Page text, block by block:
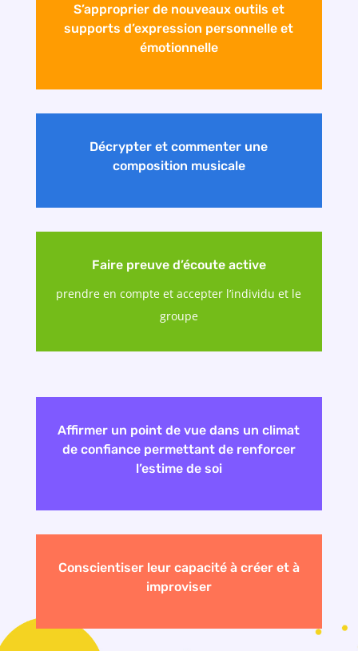
S’approprier de nouveaux outils et
supports d’expression personnelle et
émotionnelle
Décrypter et commenter une
composition musicale
Faire preuve d’écoute active
prendre en compte et accepter l’individu et le
groupe
Affirmer un point de vue dans un climat
de confiance permettant de renforcer
l’estime de soi
Conscientiser leur capacité à créer et à
improviser